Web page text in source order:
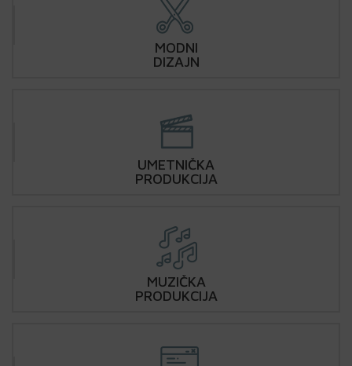
MODNI
DIZAJN
UMETNIČKA
PRODUKCIJA
MUZIČKA
PRODUKCIJA